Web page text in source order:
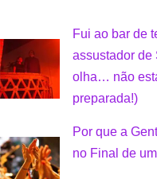
Fui ao bar de
assustador de
olha… não
preparada!)
Por que a
no Final de